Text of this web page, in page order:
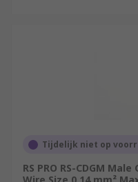
Tijdelijk niet op
RS PRO RS-CDGM